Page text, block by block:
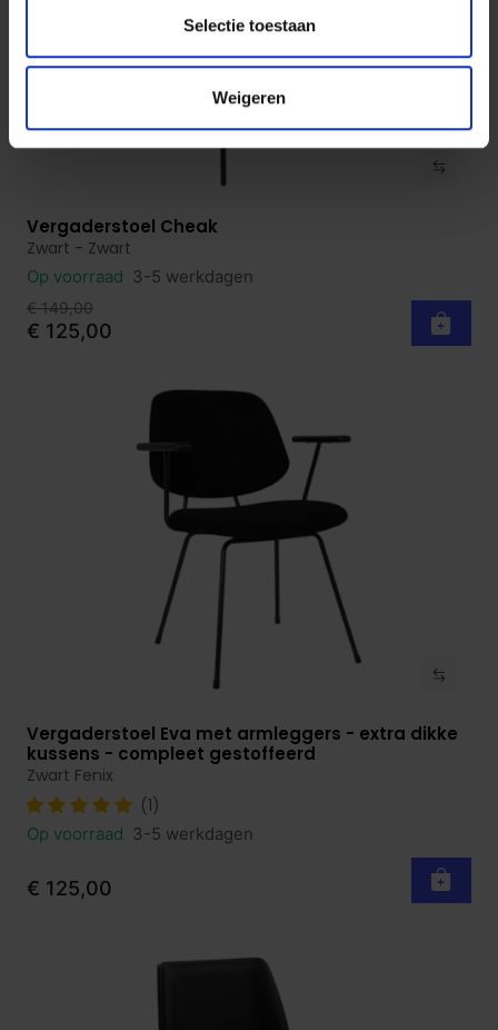
Selectie toestaan
Weigeren
Bekijk product
Vergaderstoel Cheak
Zwart - Zwart
Op voorraad 3-5 werkdagen
€ 149,00
€ 125,00
Bekijk product
Vergaderstoel Eva met armleggers - extra dikke
kussens - compleet gestoffeerd
Zwart Fenix
(1)
Op voorraad 3-5 werkdagen
€ 125,00